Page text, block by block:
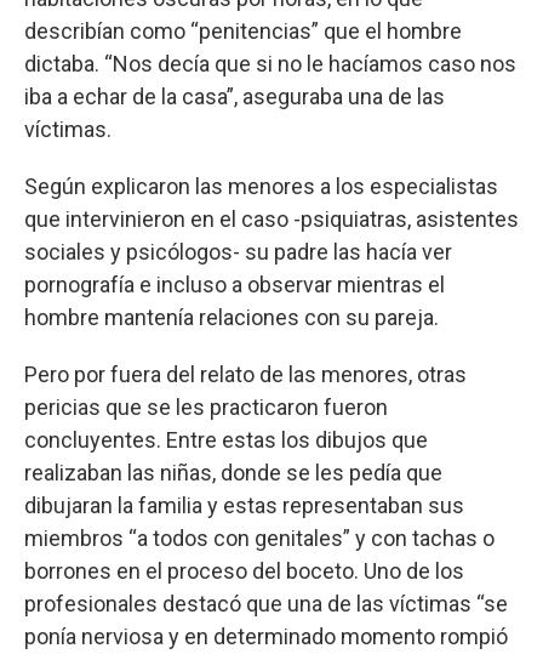
describían como “penitencias” que el hombre
dictaba. “Nos decía que si no le hacíamos caso nos
iba a echar de la casa”, aseguraba una de las
víctimas.
Según explicaron las menores a los especialistas
que intervinieron en el caso -psiquiatras, asistentes
sociales y psicólogos- su padre las hacía ver
pornografía e incluso a observar mientras el
hombre mantenía relaciones con su pareja.
Pero por fuera del relato de las menores, otras
pericias que se les practicaron fueron
concluyentes. Entre estas los dibujos que
realizaban las niñas, donde se les pedía que
dibujaran la familia y estas representaban sus
miembros “a todos con genitales” y con tachas o
borrones en el proceso del boceto. Uno de los
profesionales destacó que una de las víctimas “se
ponía nerviosa y en determinado momento rompió